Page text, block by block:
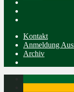
Kontakt
Anmeldung
Archiv